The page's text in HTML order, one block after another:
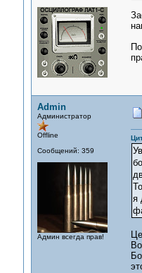
Admin
Администратор
Offline
Сообщений: 359
Админ всегда прав!
я